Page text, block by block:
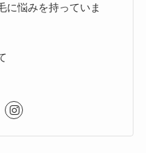
に悩みを持っていま